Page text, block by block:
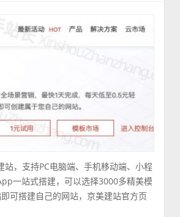
站，支持PC电脑端、手机移动端、小程
一站式搭建，可以选择3000多精美模
可搭建自己的网站，京美建站官方页